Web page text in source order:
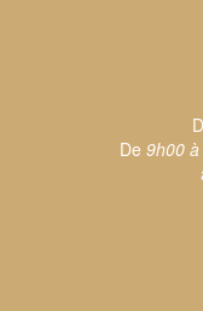
De 9h00